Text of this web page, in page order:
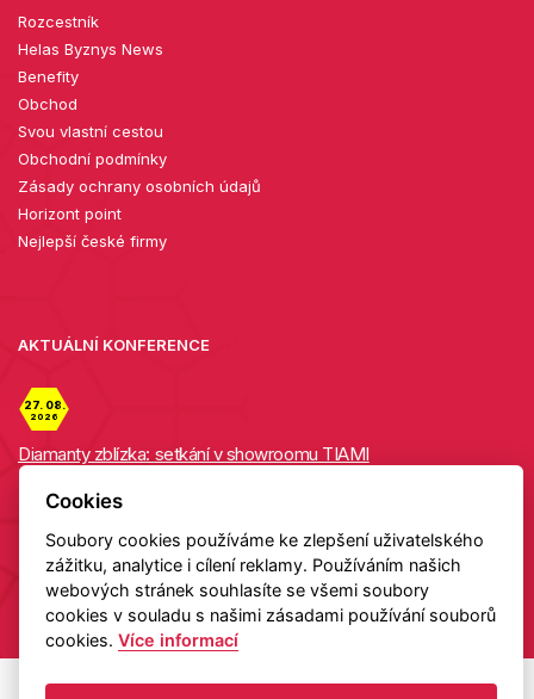
Rozcestník
Helas Byznys News
Benefity
Obchod
Svou vlastní cestou
Obchodní podmínky
Zásady ochrany osobních údajů
Horizont point
Nejlepší české firmy
AKTUÁLNÍ KONFERENCE
27. 08.
2026
Diamanty zblízka: setkání v showroomu TIAMI
Detail
Copyright 2026 HELAS
Cookies
Soubory cookies používáme ke zlepšení uživatelského
zážitku, analytice i cílení reklamy. Používáním našich
webových stránek souhlasíte se všemi soubory
cookies v souladu s našimi zásadami používání souborů
cookies.Více informací